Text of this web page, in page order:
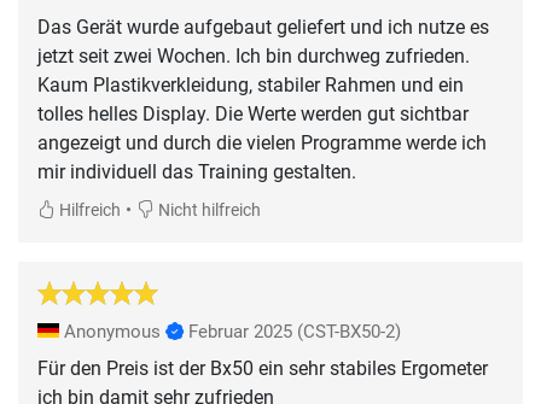
Das Gerät wurde aufgebaut geliefert und ich nutze es
jetzt seit zwei Wochen. Ich bin durchweg zufrieden.
Kaum Plastikverkleidung, stabiler Rahmen und ein
tolles helles Display. Die Werte werden gut sichtbar
angezeigt und durch die vielen Programme werde ich
mir individuell das Training gestalten.
Hilfreich • Nicht hilfreich
Anonymous Februar 2025 (CST-BX50-2)
Für den Preis ist der Bx50 ein sehr stabiles Ergometer
ich bin damit sehr zufrieden